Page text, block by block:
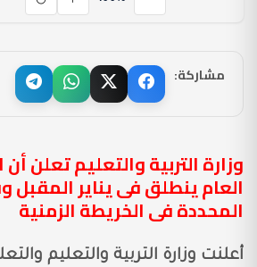
مشاركة:
وزارة التربية والتعليم تعلن
العام ينطلق فى يناير المقبل
المحددة فى الخريطة الزمنية
أعلنت وزارة التربية والتعليم